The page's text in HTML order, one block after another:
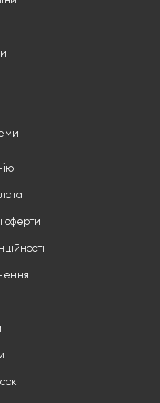
оферти